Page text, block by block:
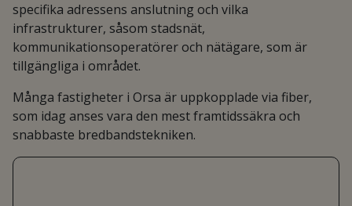
specifika adressens anslutning och vilka
infrastrukturer, såsom stadsnät,
kommunikationsoperatörer och nätägare, som är
tillgängliga i området.
Många fastigheter i Orsa är uppkopplade via fiber,
som idag anses vara den mest framtidssäkra och
snabbaste bredbandstekniken.